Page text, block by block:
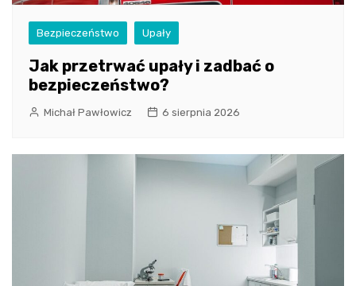
Bezpieczeństwo Upały
Jak przetrwać upały i zadbać o
bezpieczeństwo?
Michał Pawłowicz 6 sierpnia 2026